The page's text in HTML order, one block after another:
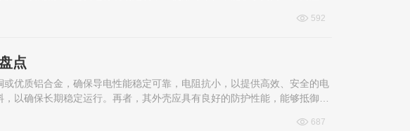
592
点
优质铝合金，确保导电性能稳定可靠，电阻抗小，以提供高效、安全的电
以确保长期稳定运行。再者，其外壳应具有良好的防护性能，能够抵御外
687